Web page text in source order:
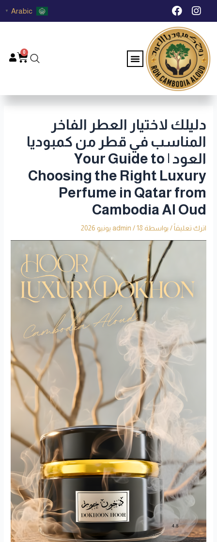
تخطي I
n
s
t
a
g
r
a
m
F
a
c
e
b
o
o
k
Arabic
▼
Menu
0
دليلك لاختيار العطر الفاخر
المناسب في قطر من كمبوديا
العود | Your Guide to
Choosing the Right Luxury
Perfume in Qatar from
Cambodia Al Oud
اترك تعليقاً / بواسطة admin /18 يونيو 2026
Post
navigation